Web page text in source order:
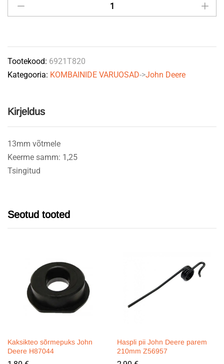
kraega
(John
Deere
19M7866)
Tootekood: 6921T820
Kategooria: KOMBAINIDE VARUOSAD->John Deere
Kirjeldus
13mm võtmele
Keerme samm: 1,25
Tsingitud
Seotud tooted
Kaksikteo sõrmepuks John
Deere H87044
Haspli pii John Deere parem
210mm Z56957